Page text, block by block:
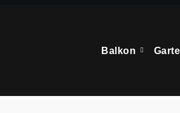
Balkon